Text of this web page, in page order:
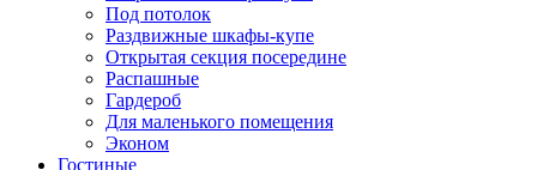
Под потолок
Раздвижные шкафы-купе
Открытая секция посередине
Распашные
Гардероб
Для маленького помещения
Эконом
Гостиные